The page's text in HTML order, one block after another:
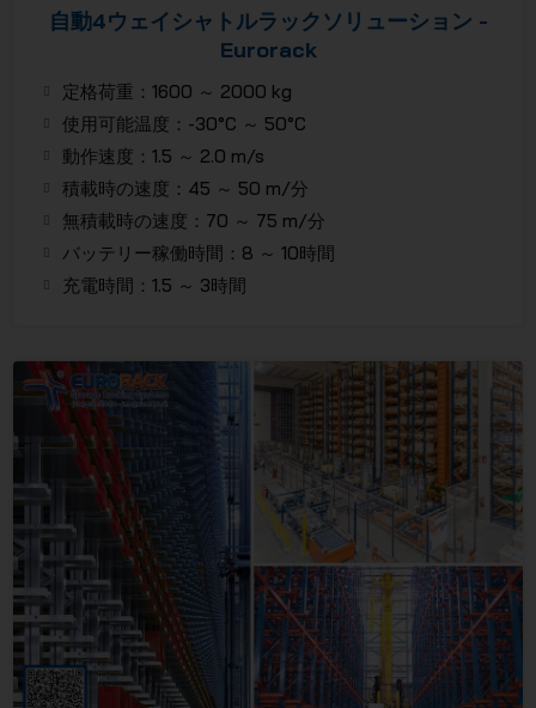
自動4ウェイシャトルラックソリューション -
Eurorack
定格荷重：1600 ～ 2000 kg
使用可能温度：-30°C ～ 50°C
動作速度：1.5 ～ 2.0 m/s
積載時の速度：45 ～ 50 m/分
無積載時の速度：70 ～ 75 m/分
バッテリー稼働時間：8 ～ 10時間
充電時間：1.5 ～ 3時間